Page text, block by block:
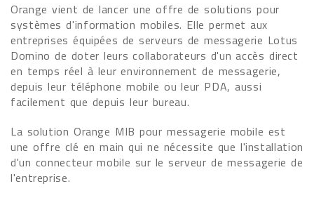
Orange vient de lancer une offre de solutions pour
systèmes d'information mobiles. Elle permet aux
entreprises équipées de serveurs de messagerie Lotus
Domino de doter leurs collaborateurs d'un accès direct
en temps réel à leur environnement de messagerie,
depuis leur téléphone mobile ou leur PDA, aussi
facilement que depuis leur bureau.
La solution Orange MIB pour messagerie mobile est
une offre clé en main qui ne nécessite que l'installation
d'un connecteur mobile sur le serveur de messagerie de
l'entreprise.